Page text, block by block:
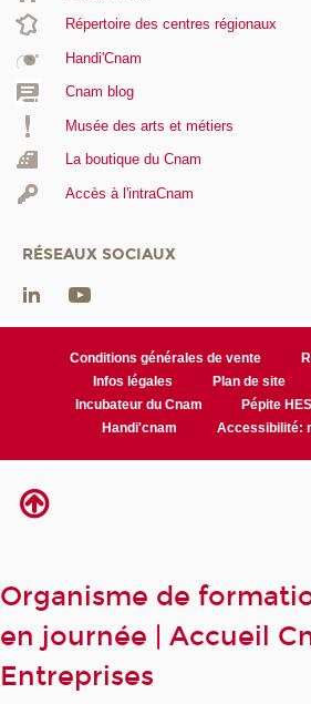
Répertoire des centres régionaux
Handi'Cnam
Cnam blog
Musée des arts et métiers
La boutique du Cnam
Accès à l'intraCnam
RÉSEAUX SOCIAUX
Conditions générales de vente
Infos légales
Plan de site
Incubateur du Cnam
Pépite
Handi'cnam
Accessibilité:
Organisme de
en journée | Accueil
Entreprises